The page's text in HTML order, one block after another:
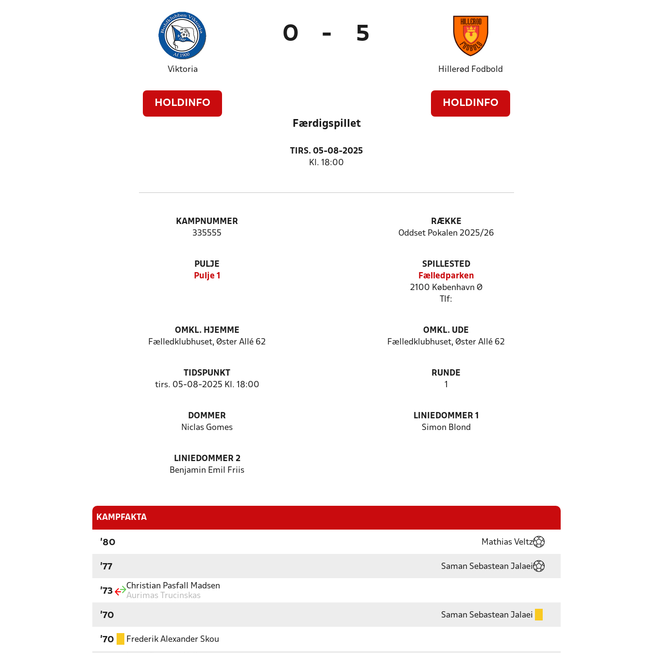
Viktoria
HOLDINFO
0 - 5
Hillerød Fodbold
HOLDINFO
Færdigspillet
TIRS. 05-08-2025
Kl. 18:00
KAMPNUMMER
335555
RÆKKE
Oddset Pokalen 2025/26
PULJE
Pulje 1
SPILLESTED
Fælledparken
2100 København Ø
Tlf:
OMKL. HJEMME
Fælledklubhuset, Øster Allé 62
OMKL. UDE
Fælledklubhuset, Øster Allé 62
TIDSPUNKT
tirs. 05-08-2025 Kl. 18:00
RUNDE
1
DOMMER
Niclas Gomes
LINIEDOMMER 1
Simon Blond
LINIEDOMMER 2
Benjamin Emil Friis
KAMPFAKTA
'80 Mathias Veltz
'77 Saman Sebastean Jalaei
'73
Christian Pasfall Madsen
Aurimas Trucinskas
'70 Saman Sebastean Jalaei
'70 Frederik Alexander Skou